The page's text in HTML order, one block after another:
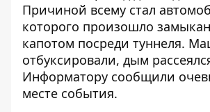
Причиной всему стал
которого произошло
капотом посреди туннеля.
отбуксировали, дым
Информатору сообщили
месте события.